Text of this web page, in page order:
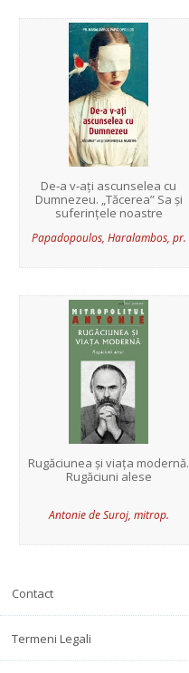
De‑a v‑ați ascunselea cu
Dumnezeu. „Tăcerea” Sa și
suferințele noastre
Papadopoulos, Haralambos, pr.
Rugăciunea și viața modernă.
Rugăciuni alese
Antonie de Suroj, mitrop.
Contact
Termeni Legali